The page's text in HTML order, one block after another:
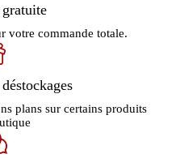
votre commande totale.
plans sur certains produits